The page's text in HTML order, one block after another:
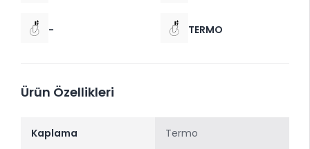
- TERMO
Ürün Özellikleri
Kaplama Termo